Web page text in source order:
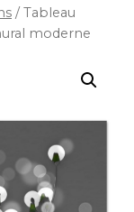
/ Tableau
moderne